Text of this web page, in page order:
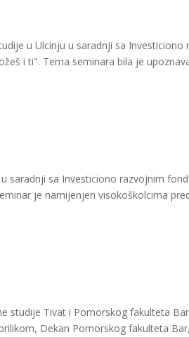
u Ulcinju u saradnji sa
i ti". Tema seminara bila je
saradnji sa Investiciono razvojnim
je namijenjen visokoškolcima
studije Tivat i Pomorskog fakulteta
Dekan Pomorskog fakulteta